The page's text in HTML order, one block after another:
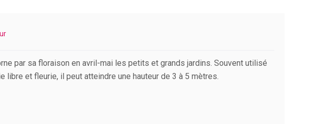
par sa floraison en avril-mai les petits et grands jardins. Souvent utilisé
libre et fleurie, il peut atteindre une hauteur de 3 à 5 mètres.